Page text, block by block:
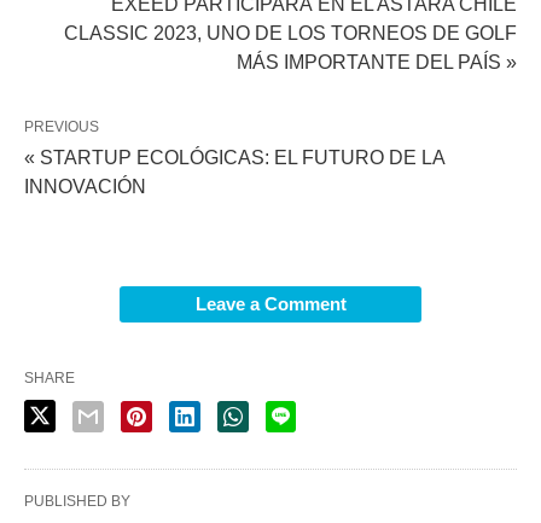
EXEED PARTICIPARÁ EN EL ASTARA CHILE
CLASSIC 2023, UNO DE LOS TORNEOS DE GOLF
MÁS IMPORTANTE DEL PAÍS »
PREVIOUS
« STARTUP ECOLÓGICAS: EL FUTURO DE LA
INNOVACIÓN
Leave a Comment
SHARE
PUBLISHED BY